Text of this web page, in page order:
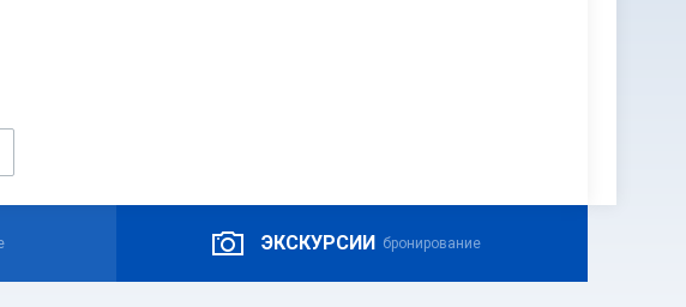
по гребле на драгенботах в Сабахе, сафари Борнео и
туристов. Другими популярными мероприятиями,
Белуд Тамму, Фестиваль Кааматан и международный
из красивых полей для гольфа в Кота Кинабалу, Бофорте,
место для парусного спорта в Юго-Восточной Азии, где есть
ЭКСКУРСИИ бронирование